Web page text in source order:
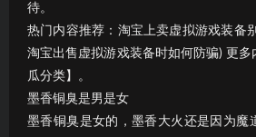
待。
热门内容推荐：淘宝上卖虚拟游戏装备
淘宝出售虚拟游戏装备时如何防骗) 更
瓜分类】。
墨香铜臭是男是女
墨香铜臭是女的，墨香大火还是因为魔